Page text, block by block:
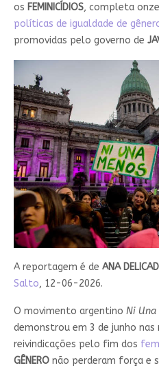
os FEMINICÍDIOS, completa
políticas de igualdade de
promovidas pelo governo de
A reportagem é de ANA
Salto, 12-06-2026.
O movimento argentino Ni Una
demonstrou em 3 de junho
reivindicações pelo fim dos
GÊNEROnão perderam força e